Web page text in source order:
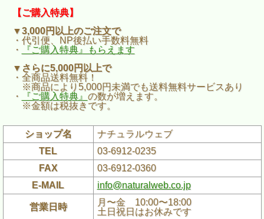
【ご購入特典】
▼3,000円以上のご注文で
・代引便、NP後払い手数料無料
・
『ご購入特典』もらえます
▼さらに5,000円以上で
・全商品送料無料！
※商品により5,000円未満でも送料無料サービスあり
・
『ご購入特典』 の数が増えます。
※金額は税抜きです。
ショップ名
ナチュラルウェブ
TEL
03-6912-0235
FAX
03-6912-0360
E-MAIL
info@naturalweb.co.jp
営業日時
月〜金 10:00〜18:00
土日祝日はお休みです